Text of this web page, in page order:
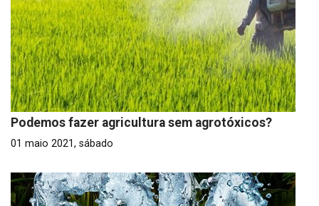
Podemos fazer agricultura sem agrotóxicos?
01 maio 2021, sábado